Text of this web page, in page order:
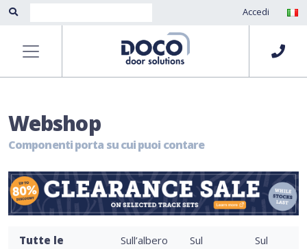
Accedi
Webshop
Componenti porta su cui puoi contare
Tutte le
Sull’albero
Sul
Sul